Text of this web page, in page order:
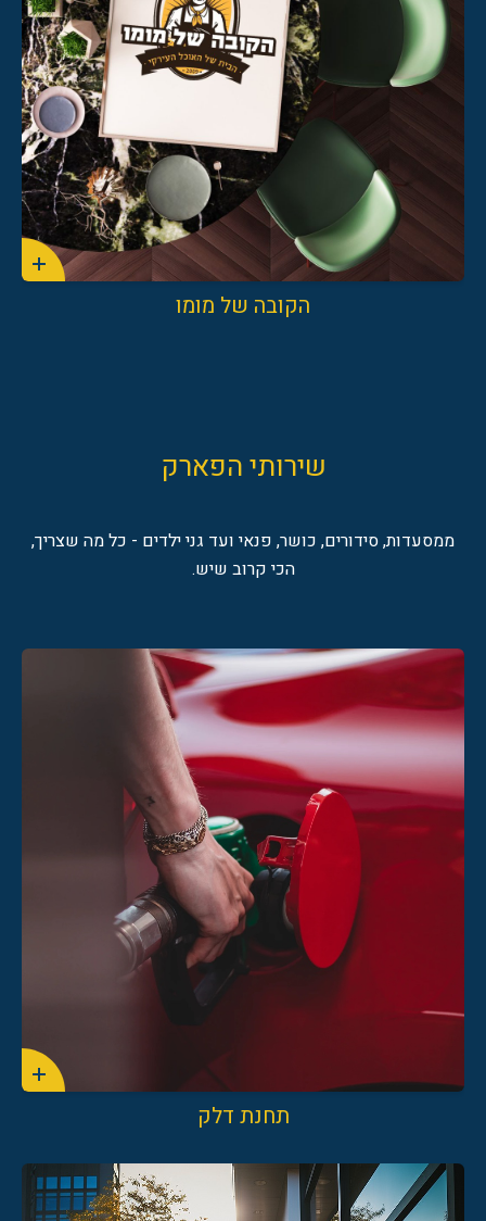
הקובה של מומו
שירותי הפארק
ממסעדות, סידורים, כושר, פנאי ועד גני ילדים - כל מה שצריך,
הכי קרוב שיש.
תחנת דלק